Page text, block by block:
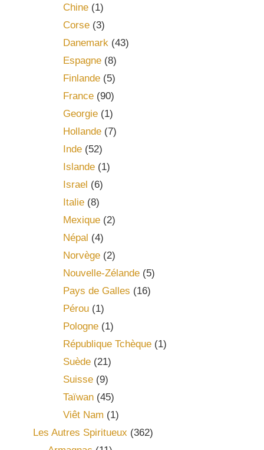
Chine(1)
Corse(3)
Danemark(43)
Espagne(8)
Finlande(5)
France(90)
Georgie(1)
Hollande(7)
Inde(52)
Islande(1)
Israel (6)
Italie(8)
Mexique(2)
Népal (4)
Norvège(2)
Nouvelle-Zélande(5)
Pays de Galles (16)
Pérou(1)
Pologne(1)
République Tchèque(1)
Suède(21)
Suisse(9)
Taïwan(45)
Viêt Nam (1)
Les Autres Spiritueux (362)